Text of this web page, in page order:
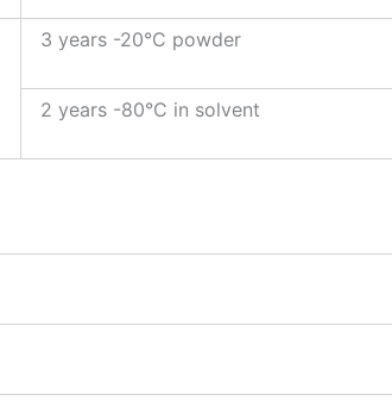
3 years -20°C powder
2 years -80°C in solvent